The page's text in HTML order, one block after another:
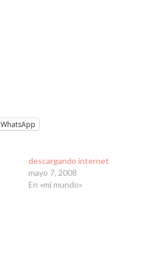
WhatsApp
descargando internet
mayo 7, 2008
En «mi mundo»